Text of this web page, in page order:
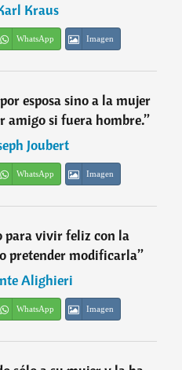
Kraus
WhatsApp Imagen
esposa sino a la mujer
amigo si fuera hombre.”
Joubert
WhatsApp Imagen
para vivir feliz con la
pretender modificarla”
Alighieri
WhatsApp Imagen